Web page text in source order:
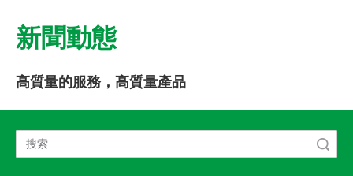
新聞動態
高質量的服務，高質量產品